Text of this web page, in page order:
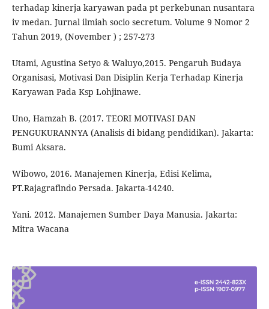
terhadap kinerja karyawan pada pt perkebunan nusantara
iv medan. Jurnal ilmiah socio secretum. Volume 9 Nomor 2
Tahun 2019, (November ) ; 257-273
Utami, Agustina Setyo & Waluyo,2015. Pengaruh Budaya
Organisasi, Motivasi Dan Disiplin Kerja Terhadap Kinerja
Karyawan Pada Ksp Lohjinawe.
Uno, Hamzah B. (2017. TEORI MOTIVASI DAN
PENGUKURANNYA (Analisis di bidang pendidikan). Jakarta:
Bumi Aksara.
Wibowo, 2016. Manajemen Kinerja, Edisi Kelima,
PT.Rajagrafindo Persada. Jakarta-14240.
Yani. 2012. Manajemen Sumber Daya Manusia. Jakarta:
Mitra Wacana